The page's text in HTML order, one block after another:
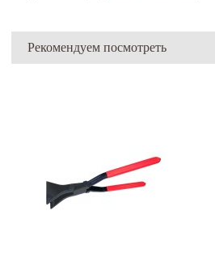
Рекомендуем посмотреть